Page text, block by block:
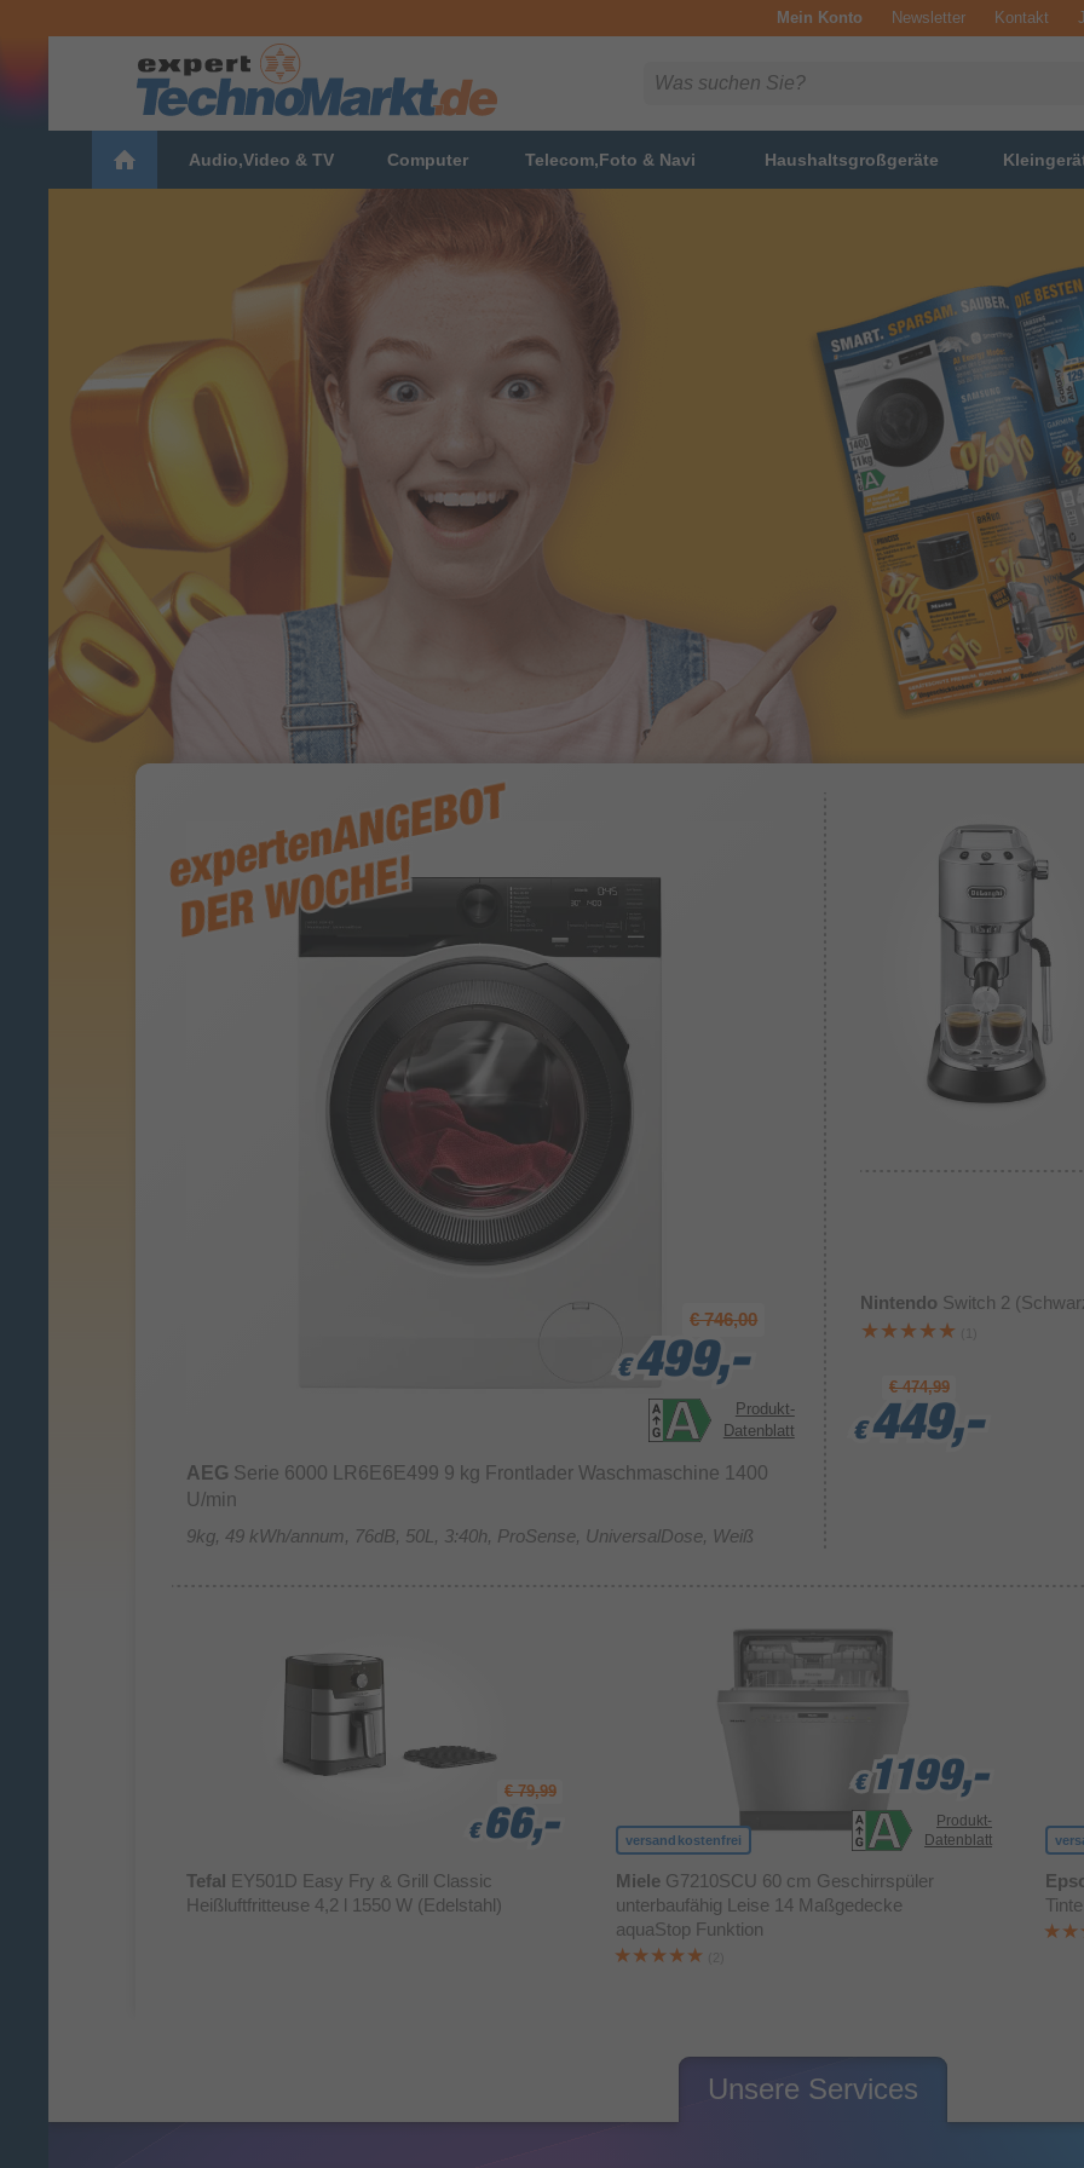
Mein Konto Newsletter Kontakt
Audio,Video & TV Computer Telecom,Foto & Navi Haushaltsgroßgeräte
€ 746,00
€ 499,-
€ 499,-
€ 499,-
Produkt-
Datenblatt
AEG Serie 6000 LR6E6E499 9 kg Frontlader Waschmaschine 1400
U/min
9kg, 49 kWh/annum, 76dB, 50L, 3:40h, ProSense, UniversalDose, Weiß
Nintendo Switch 2
€ 474,99
€ 449,-
€ 449,-
€ 449,-
€ 79,99
€ 66,-
€ 66,-
€ 66,-
Tefal EY501D Easy Fry & Grill Classic
Heißluftfritteuse 4,2 l 1550 W (Edelstahl)
versandkostenfrei
€ 1199,-
€ 1199,-
€ 1199,-
Produkt-
Datenblatt
Miele G7210SCU 60 cm Geschirrspüler
unterbaufähig Leise 14 Maßgedecke
aquaStop Funktion
Unsere Services